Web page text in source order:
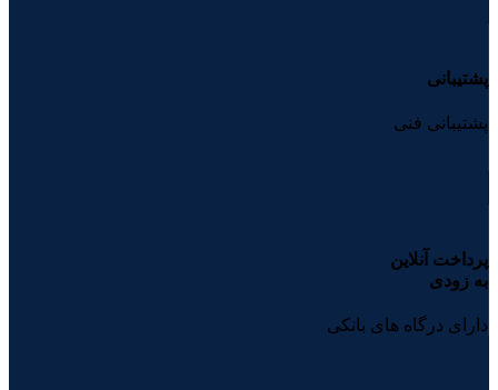
پشتیبانی
پشتیبانی فنی
پرداخت آنلاین
به زودی
دارای درگاه های بانکی